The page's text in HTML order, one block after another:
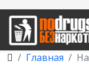
Главная